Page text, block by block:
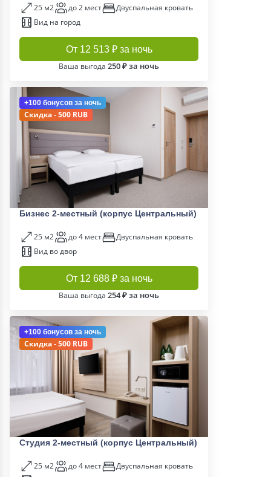
25 м2 до 2 мест
Двуспальная кровать
Вид на город
От 12 513 ₽ за ночь
Ваша выгода 250 ₽ за ночь
+100 бонусов за ночь
Скидка - 500 RUB
Бизнес 2-местный (корпус Центральный)
25 м2 до 4 мест
Двуспальная кровать
Вид во двор
От 12 688 ₽ за ночь
Ваша выгода 254 ₽ за ночь
+100 бонусов за ночь
Скидка - 500 RUB
Студия 2-местный (корпус Центральный)
25 м2 до 4 мест
Двуспальная кровать